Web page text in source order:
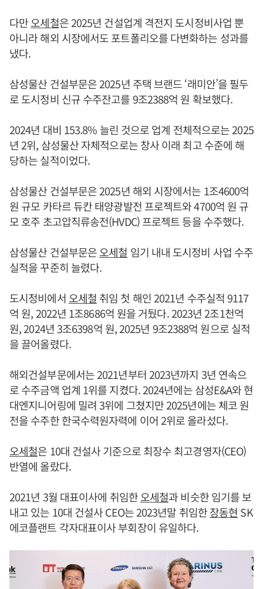
다만오세철은 2025년 건설업계 격전지 도시정비사업 뿐
아니라 해외 시장에서도 포트폴리오를 다변화하는 성과를
냈다.
삼성물산 건설부문은 2025년 주택 브랜드 ‘래미안’을 필두
로 도시정비 신규 수주잔고를 9조2388억 원 확보했다.
2024년 대비 153.8% 늘린 것으로 업계 전체적으로는 2025
년 2위, 삼성물산 자체적으로는 창사 이래 최고 수준에 해
당하는 실적이었다.
삼성물산 건설부문은 2025년 해외 시장에서는 1조4600억
원 규모 카타르 듀칸 태양광발전 프로젝트와 4700억 원 규
모 호주 초고압직류송전(HVDC) 프로젝트 등을 수주했다.
삼성물산 건설부문은오세철 임기 내내 도시정비 사업 수주
실적을 꾸준히 늘렸다.
도시정비에서 오세철 취임 첫 해인 2021년 수주실적 9117
억 원, 2022년 1조8686억 원을 거뒀다. 2023년 2조1천억
원, 2024년 3조6398억 원, 2025년 9조2388억 원으로 실적
을 끌어올렸다.
해외건설부문에서는 2021년부터 2023년까지 3년 연속으
로 수주금액 업계 1위를 지켰다. 2024년에는 삼성E&A와 현
대엔지니어링에 밀려 3위에 그쳤지만 2025년에는 체코 원
전을 수주한 한국수력원자력에 이어 2위로 올라섰다.
오세철은 10대 건설사 기준으로 최장수 최고경영자(CEO)
반열에 올랐다.
2021년 3월 대표이사에 취임한오세철과 비슷한 임기를 보
내고 있는 10대 건설사 CEO는 2023년말 취임한장동현 SK
에코플랜트 각자대표이사 부회장이 유일하다.